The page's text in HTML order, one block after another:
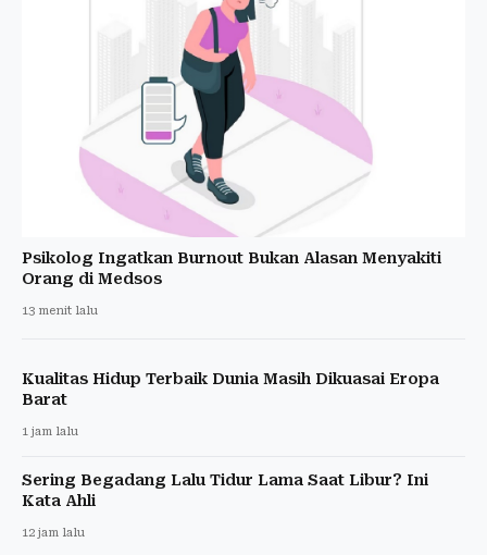
Psikolog Ingatkan Burnout Bukan Alasan Menyakiti
Orang di Medsos
13 menit lalu
Kualitas Hidup Terbaik Dunia Masih Dikuasai Eropa
Barat
1 jam lalu
Sering Begadang Lalu Tidur Lama Saat Libur? Ini
Kata Ahli
12 jam lalu